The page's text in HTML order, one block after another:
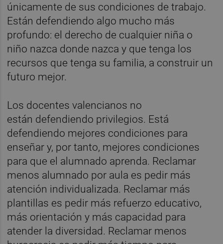
únicamente de sus condiciones de trabajo.
Están defendiendo algo mucho más
profundo: el derecho de cualquier niña o
niño nazca donde nazca y que tenga los
recursos que tenga su familia, a construir un
futuro mejor.
Los docentes valencianos no
están defendiendo privilegios. Está
defendiendo mejores condiciones para
enseñar y, por tanto, mejores condiciones
para que el alumnado aprenda. Reclamar
menos alumnado por aula es pedir más
atención individualizada. Reclamar más
plantillas es pedir más refuerzo educativo,
más orientación y más capacidad para
atender la diversidad. Reclamar menos